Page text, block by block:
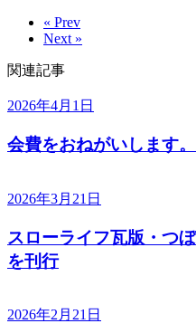
« Prev
Next »
関連記事
2026年4月1日
会費をおねがいします。
2026年3月21日
スローライフ瓦版・つ
を刊行
2026年2月21日